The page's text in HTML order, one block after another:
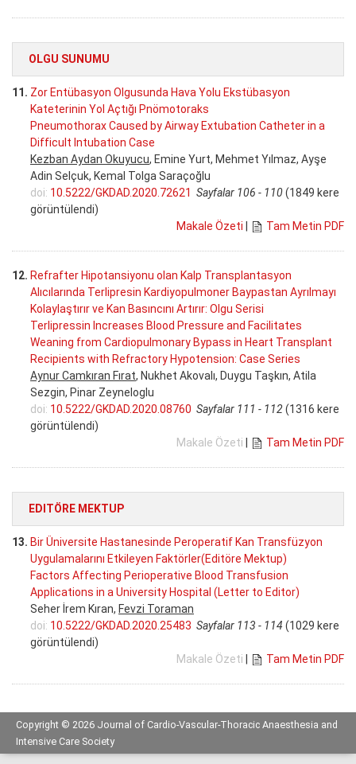
OLGU SUNUMU
11. Zor Entübasyon Olgusunda Hava Yolu Ekstübasyon
Kateterinin Yol Açtığı Pnömotoraks
Pneumothorax Caused by Airway Extubation Catheter in a
Difficult Intubation Case
Kezban Aydan Okuyucu, Emine Yurt, Mehmet Yılmaz, Ayşe
Adin Selçuk, Kemal Tolga Saraçoğlu
doi: 10.5222/GKDAD.2020.72621 Sayfalar 106 - 110(1849 kere
görüntülendi)
Makale Özeti | Tam Metin PDF
12. Refrafter Hipotansiyonu olan Kalp Transplantasyon
Alıcılarında Terlipresin Kardiyopulmoner Baypastan Ayrılmayı
Kolaylaştırır ve Kan Basıncını Artırır: Olgu Serisi
Terlipressin Increases Blood Pressure and Facilitates
Weaning from Cardiopulmonary Bypass in Heart Transplant
Recipients with Refractory Hypotension: Case Series
Aynur Camkıran Fırat, Nukhet Akovalı, Duygu Taşkın, Atila
Sezgin, Pinar Zeyneloglu
doi: 10.5222/GKDAD.2020.08760 Sayfalar 111 - 112(1316 kere
görüntülendi)
Makale Özeti | Tam Metin PDF
EDITÖRE MEKTUP
13. Bir Üniversite Hastanesinde Peroperatif Kan Transfüzyon
Uygulamalarını Etkileyen Faktörler(Editöre Mektup)
Factors Affecting Perioperative Blood Transfusion
Applications in a University Hospital (Letter to Editor)
Seher İrem Kıran, Fevzi Toraman
doi: 10.5222/GKDAD.2020.25483 Sayfalar 113 - 114 (1029 kere
görüntülendi)
Makale Özeti | Tam Metin PDF
Copyright © 2026 Journal of Cardio-Vascular-Thoracic Anaesthesia and
Intensive Care Society